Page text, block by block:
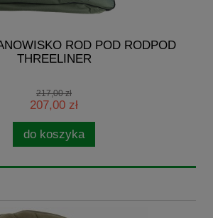
ROD POD RODPOD
THREELINER
217,00 zł
207,00 zł
do koszyka